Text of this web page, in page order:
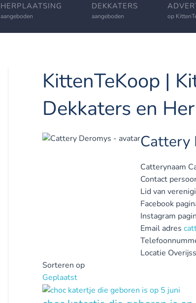
HERPLAATSING
aangeboden
DEKKATERS
aangeboden op
KittenTeKoop |
Dekkaters en
Cattery
Catterynaam
Contact
Lid van
Facebook
Instagram
Email adres
Locatie
Sorteren op
Geplaatst